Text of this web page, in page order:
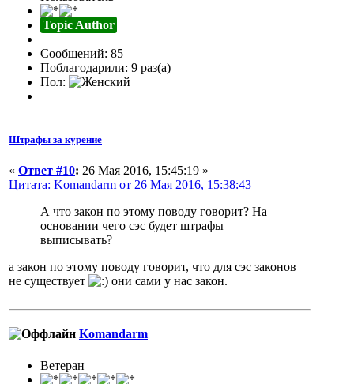
Topic Author
Сообщений: 85
Поблагодарили: 9 раз(а)
Пол:
Штрафы за курение
« Ответ #10: 26 Мая 2016, 15:45:19 »
Цитата: Komandarm от 26 Мая 2016, 15:38:43
А что закон по этому поводу говорит? На
основании чего сэс будет штрафы
выписывать?
а закон по этому поводу говорит, что для сэс законов
не существует
они сами у нас закон.
Komandarm
Ветеран